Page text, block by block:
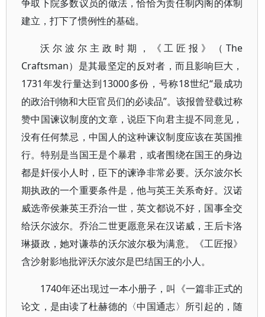
争取下院多数议员的做法，恰恰为责任制内阁的体制
建立，打下了惯例性的基础。
沃尔波尔主政时期，《工匠报》（The
Craftsman）是其最坚定的反对者，而且影响巨大，
1731年发行量达到13000多份，号称18世纪“最成功
的政治刊物和大臣官员们的必读品”。该报曾登载过称
赞中国谏议制度的文章，说臣下向君主提不同意见，
没有任何禁忌，中国人的这种谏议制度应该在英国推
行。特别是当国王是个暴君，或者围绕在国王的身边
都是奸佞小人时，臣下的谏诤非常必要。沃尔波尔长
期执政的一个重要条件是，他与英王关系奇好。汉诺
威选帝侯兼英王乔治一世，英文都说不好，国事全交
给沃尔波尔。乔治二世更愿意呆在汉诺威，王后卡洛
琳摄政，她对谦恭的沃尔波尔极为满意。《工匠报》
含沙射影地批评沃尔波尔是巴结国王的小人。
1740年还出现过一本小册子，叫《一篇非正式的
论文，是由读了杜赫德的〈中国通志〉所引起的，随